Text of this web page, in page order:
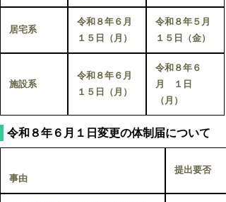
居宅系
令和８年６月
１５日（月）
令和８年５月
１５日（金）
施設系
令和８年６月
１５日（月）
令和８年６
月 １日
（月）
令和８年６月１日変更の体制届について
事由
提出要否